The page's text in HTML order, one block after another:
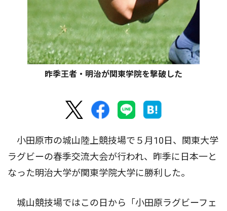
昨季王者・明治が関東学院を撃破した
小田原市の城山陸上競技場で５月10日、関東大学
ラグビーの春季交流大会が行われ、昨季に日本一と
なった明治大学が関東学院大学に勝利した。
城山競技場ではこの日から「小田原ラグビーフェ